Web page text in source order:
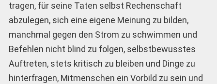
tragen, für seine Taten selbst Rechenschaft
abzulegen, sich eine eigene Meinung zu bilden,
manchmal gegen den Strom zu schwimmen und
Befehlen nicht blind zu folgen, selbstbewusstes
Auftreten, stets kritisch zu bleiben und Dinge zu
hinterfragen, Mitmenschen ein Vorbild zu sein und